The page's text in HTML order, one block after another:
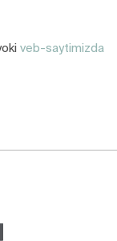
veb-saytimizda